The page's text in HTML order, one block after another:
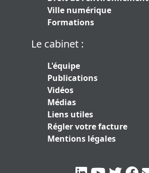
Ville numérique
Formations
Le cabinet :
L'équipe
Publications
Vidéos
Médias
Liens utiles
Régler votre facture
Mentions légales